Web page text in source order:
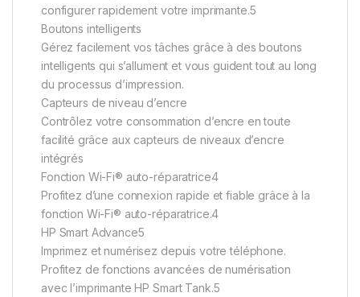
configurer rapidement votre imprimante.5
Boutons intelligents
Gérez facilement vos tâches grâce à des boutons
intelligents qui s’allument et vous guident tout au long
du processus d’impression.
Capteurs de niveau d’encre
Contrôlez votre consommation d’encre en toute
facilité grâce aux capteurs de niveaux d’encre
intégrés
Fonction Wi-Fi® auto-réparatrice4
Profitez d’une connexion rapide et fiable grâce à la
fonction Wi-Fi® auto-réparatrice.4
HP Smart Advance5
Imprimez et numérisez depuis votre téléphone.
Profitez de fonctions avancées de numérisation
avec l’imprimante HP Smart Tank.5